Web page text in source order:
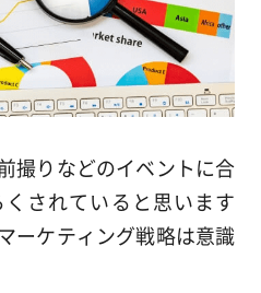
撮りなどのイベントに合
されていると思います
ーケティング戦略は意識